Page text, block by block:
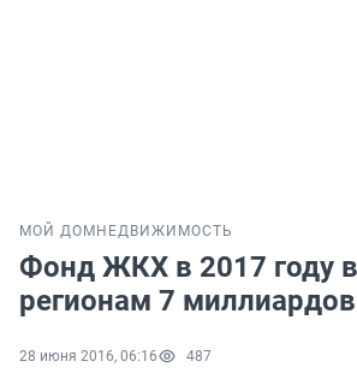
МОЙ ДОМ НЕДВИЖИМОСТЬ
Фонд ЖКХ в 2017 году
регионам 7
28 июня 2016, 06:16 487